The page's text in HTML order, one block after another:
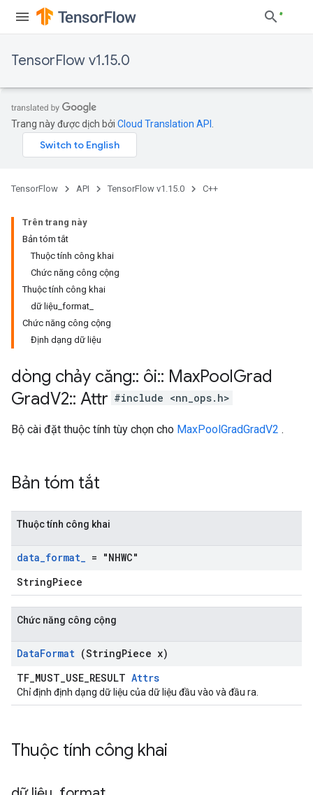
TensorFlow v1.15.0
Trang này được dịch bởi Cloud Translation API
TensorFlow API TensorFlow v1.15.0 C++
Trên trang này
Bản tóm tắt
Thuộc tính công khai
Chức năng công cộng
Thuộc tính công khai
dữ liệu_format_
Chức năng công cộng
Định dạng dữ liệu
dòng chảy căng:: ôi:: MaxPoolGrad
GradV2:: Attr #include <nn_ops.h>
Bộ cài đặt thuộc tính tùy chọn cho MaxPoolGradGradV2 .
Bản tóm tắt
Thuộc tính công khai
data_format_ = "NHWC"
StringPiece
Chức năng công cộng
DataFormat (StringPiece x)
TF_MUST_USE_RESULT Attrs
Chỉ định định dạng dữ liệu của dữ liệu đầu vào và đầu ra.
Thuộc tính công khai